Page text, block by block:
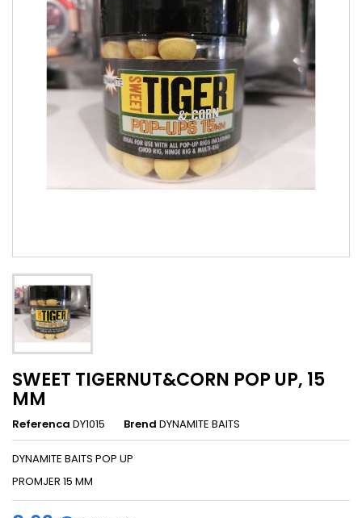
SWEET TIGERNUT&CORN POP UP, 15
MM
Referenca DY1015 Brend DYNAMITE BAITS
DYNAMITE BAITS POP UP
PROMJER 15 MM